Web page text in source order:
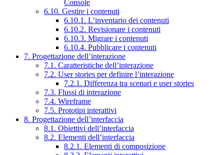
Console
6.10. Gestire i contenuti
6.10.1. L’inventario dei contenuti
6.10.2. Revisionare i contenuti
6.10.3. Migrare i contenuti
6.10.4. Pubblicare i contenuti
7. Progettazione dell’interazione
7.1. Caratteristiche dell’interazione
7.2. User stories per definire l’interazione
7.2.1. Differenza tra scenari e user stories
7.3. Flussi di interazione
7.4. Wireframe
7.5. Prototipi interattivi
8. Progettazione dell’interfaccia
8.1. Obiettivi dell’interfaccia
8.2. Elementi dell’interfaccia
8.2.1. Elementi di composizione